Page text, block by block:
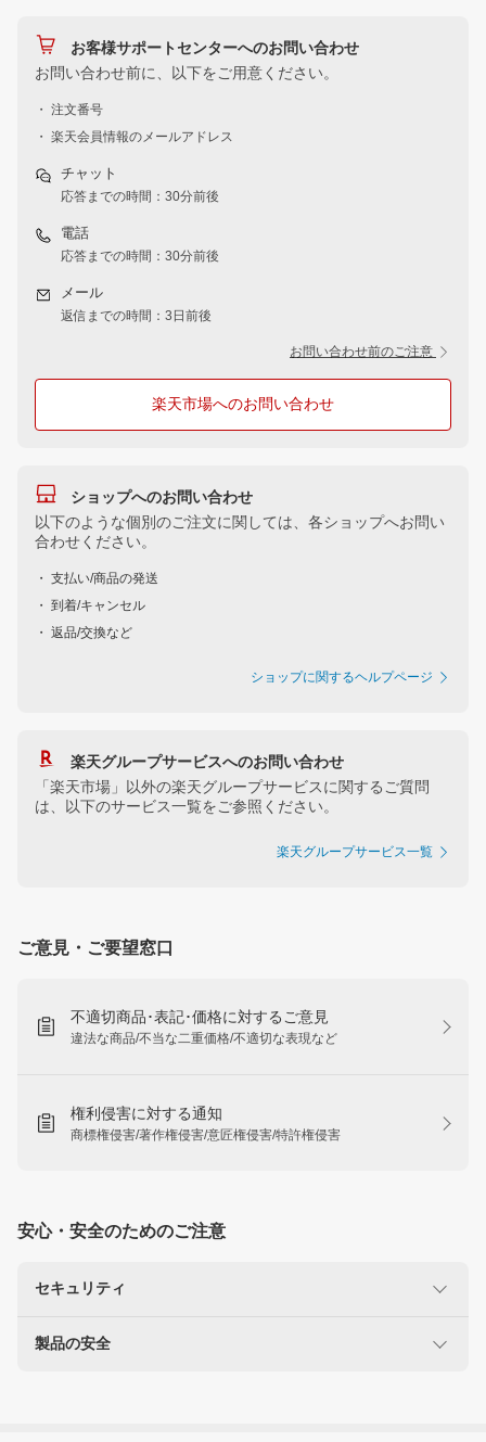
お客様サポートセンターへのお問い合わせ
お問い合わせ前に、以下をご用意ください。
・ 注文番号
・ 楽天会員情報のメールアドレス
チャット
応答までの時間：30分前後
電話
応答までの時間：30分前後
メール
返信までの時間：3日前後
お問い合わせ前のご注意
楽天市場へのお問い合わせ
ショップへのお問い合わせ
以下のような個別のご注文に関しては、各ショップへお問い
合わせください。
・ 支払い/商品の発送
・ 到着/キャンセル
・ 返品/交換など
ショップに関するヘルプページ
楽天グループサービスへのお問い合わせ
「楽天市場」以外の楽天グループサービスに関するご質問
は、以下のサービス一覧をご参照ください。
楽天グループサービス一覧
ご意見・ご要望窓口
不適切商品･表記･価格に対するご意見
違法な商品/不当な二重価格/不適切な表現など
権利侵害に対する通知
商標権侵害/著作権侵害/意匠権侵害/特許権侵害
安心・安全のためのご注意
セキュリティ
楽天を装った不正にご注意ください
製品の安全